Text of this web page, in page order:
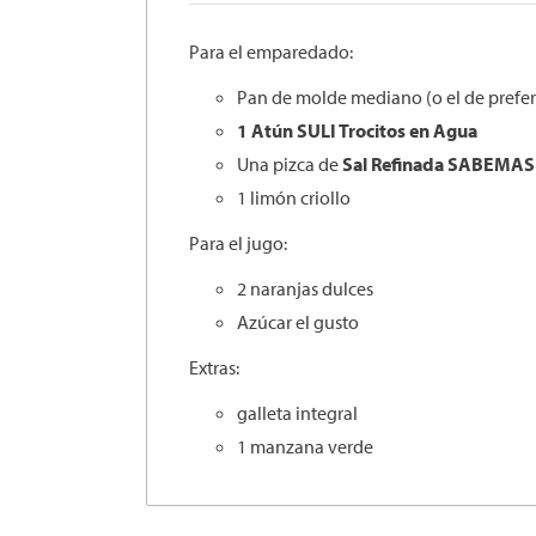
Para el emparedado:
Pan de molde mediano (o el de
1 Atún SULI Trocitos en Agua
Una pizca deSal Refinada SABEMAS
1 limón criollo
Para el jugo:
2 naranjas dulces
Azúcar el gusto
Extras:
galleta integral
1 manzana verde